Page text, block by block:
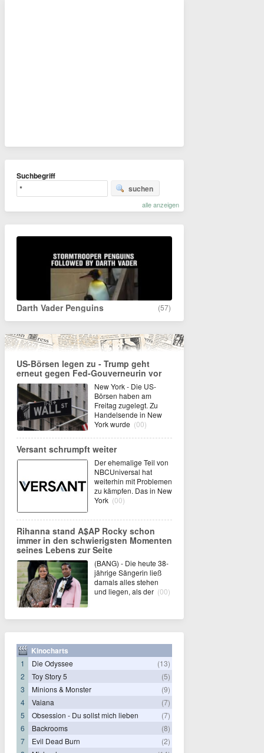
Suchbegriff
suchen
alle anzeigen
Darth Vader Penguins (57)
US-Börsen legen zu - Trump geht
erneut gegen Fed-Gouverneurin vor
New York - Die US-
Börsen haben am
Freitag zugelegt. Zu
Handelsende in New
York wurde (00)
Versant schrumpft weiter
Der ehemalige Teil von
NBCUniversal hat
weiterhin mit Problemen
zu kämpfen. Das in New
York (00)
Rihanna stand A$AP Rocky schon
immer in den schwierigsten Momenten
seines Lebens zur Seite
(BANG) - Die heute 38-
jährige Sängerin ließ
damals alles stehen
und liegen, als der (00)
Kinocharts
1 Die Odyssee
(13)
2
Toy Story 5
(5)
3
Minions & Monster
(9)
4
Vaiana
(7)
5
Obsession - Du sollst mich lieben
(7)
6
Backrooms
(8)
7
Evil Dead Burn
(2)